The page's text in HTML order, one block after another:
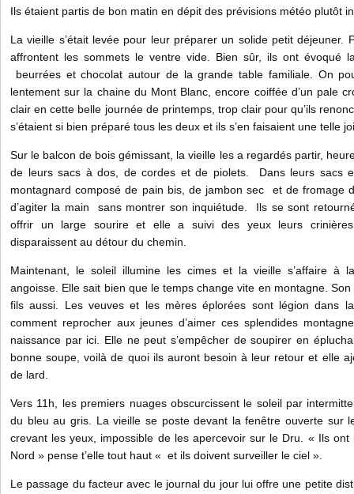
Ils étaient partis de bon matin en dépit des prévisions météo plutôt
La vieille s’était levée pour leur préparer un solide petit déjeuner.
affrontent les sommets le ventre vide. Bien sûr, ils ont évoqué
beurrées et chocolat autour de la grande table familiale. On
lentement sur la chaine du Mont Blanc, encore coiffée d’un pale
clair en cette belle journée de printemps, trop clair pour qu’ils
s’étaient si bien préparé tous les deux et ils s’en faisaient une telle
Sur le balcon de bois gémissant, la vieille les a regardés partir,
de leurs sacs à dos, de cordes et de piolets. Dans leurs sacs
montagnard composé de pain bis, de jambon sec et de fromage
d’agiter la main sans montrer son inquiétude. Ils se sont
offrir un large sourire et elle a suivi des yeux leurs crinières
disparaissent au détour du chemin.
Maintenant, le soleil illumine les cimes et la vieille s’affaire à
angoisse. Elle sait bien que le temps change vite en montagne.
fils aussi. Les veuves et les mères éplorées sont légion dans
comment reprocher aux jeunes d’aimer ces splendides
naissance par ici. Elle ne peut s’empêcher de soupirer en
bonne soupe, voilà de quoi ils auront besoin à leur retour et elle
de lard.
Vers 11h, les premiers nuages obscurcissent le soleil par
du bleu au gris. La vieille se poste devant la fenêtre ouverte sur
crevant les yeux, impossible de les apercevoir sur le Dru. « Ils
Nord » pense t’elle tout haut « et ils doivent surveiller le ciel ».
Le passage du facteur avec le journal du jour lui offre une petite